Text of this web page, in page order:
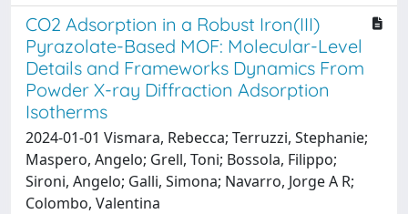
CO2 Adsorption in a Robust Iron(III)
Pyrazolate-Based MOF: Molecular-Level
Details and Frameworks Dynamics From
Powder X-ray Diffraction Adsorption
Isotherms
2024-01-01 Vismara, Rebecca; Terruzzi, Stephanie;
Maspero, Angelo; Grell, Toni; Bossola, Filippo;
Sironi, Angelo; Galli, Simona; Navarro, Jorge A R;
Colombo, Valentina